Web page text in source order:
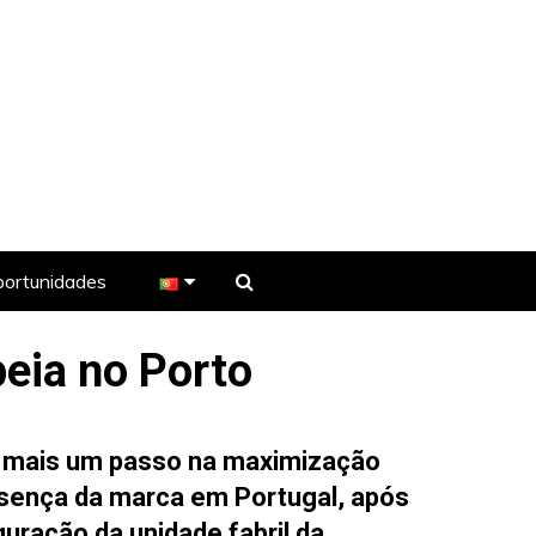
TV
no Porto
um passo na maximização
da marca em Portugal, após